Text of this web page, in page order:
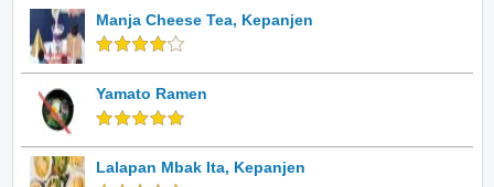
Manja Cheese Tea, Kepanjen
Yamato Ramen
Lalapan Mbak Ita, Kepanjen